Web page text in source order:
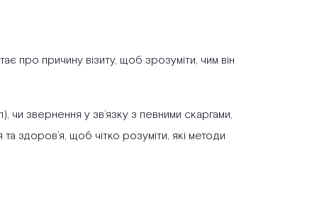
про причину візиту, щоб зрозуміти, чим він
чи звернення у зв’язку з певними скаргами,
здоров’я, щоб чітко розуміти, які методи